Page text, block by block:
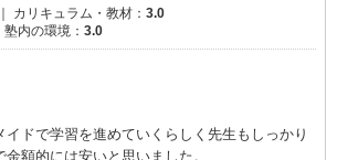
カリキュラム・教材： 3.0
塾内の環境： 3.0
ドで学習を進めていくらしく先生もしっかり
額的には安いと思いました。